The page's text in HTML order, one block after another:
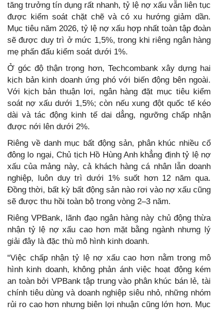
tăng trưởng tín dụng rất nhanh, tỷ lệ nợ xấu vẫn liên tục
được kiểm soát chặt chẽ và có xu hướng giảm dần.
Mục tiêu năm 2026, tỷ lệ nợ xấu hợp nhất toàn tập đoàn
sẽ được duy trì ở mức 1,5%, trong khi riêng ngân hàng
mẹ phấn đấu kiểm soát dưới 1%.
Ở góc độ thận trọng hơn, Techcombank xây dựng hai
kịch bản kinh doanh ứng phó với biến động bên ngoài.
Với kịch bản thuận lợi, ngân hàng đặt mục tiêu kiểm
soát nợ xấu dưới 1,5%; còn nếu xung đột quốc tế kéo
dài và tác động kinh tế dai dẳng, ngưỡng chấp nhận
được nới lên dưới 2%.
Riêng về danh mục bất động sản, phân khúc nhiều cổ
đông lo ngại, Chủ tịch Hồ Hùng Anh khẳng định tỷ lệ nợ
xấu của mảng này, cả khách hàng cá nhân lẫn doanh
nghiệp, luôn duy trì dưới 1% suốt hơn 12 năm qua.
Đồng thời, bất kỳ bất động sản nào rơi vào nợ xấu cũng
sẽ được thu hồi toàn bộ trong vòng 2–3 năm.
Riêng VPBank, lãnh đạo ngân hàng này chủ động thừa
nhận tỷ lệ nợ xấu cao hơn mặt bằng ngành nhưng lý
giải đây là đặc thù mô hình kinh doanh.
“Việc chấp nhận tỷ lệ nợ xấu cao hơn nằm trong mô
hình kinh doanh, không phản ánh việc hoạt động kém
an toàn bởi VPBank tập trung vào phân khúc bán lẻ, tài
chính tiêu dùng và doanh nghiệp siêu nhỏ, những nhóm
rủi ro cao hơn nhưng biên lợi nhuận cũng lớn hơn. Mục